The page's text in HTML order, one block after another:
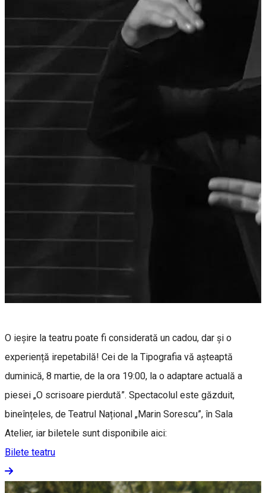
O ieșire la teatru poate fi considerată un cadou, dar și o
experiență irepetabilă! Cei de la Tipografia vă așteaptă
duminică, 8 martie, de la ora 19:00, la o adaptare actuală a
piesei „O scrisoare pierdută”. Spectacolul este găzduit,
bineînțeles, de Teatrul Național „Marin Sorescu”, în Sala
Atelier, iar biletele sunt disponibile aici:
Bilete teatru